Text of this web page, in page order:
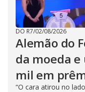
DO R7/02/08/2026
Alemão do
da moeda e
mil em
“O cara atirou no